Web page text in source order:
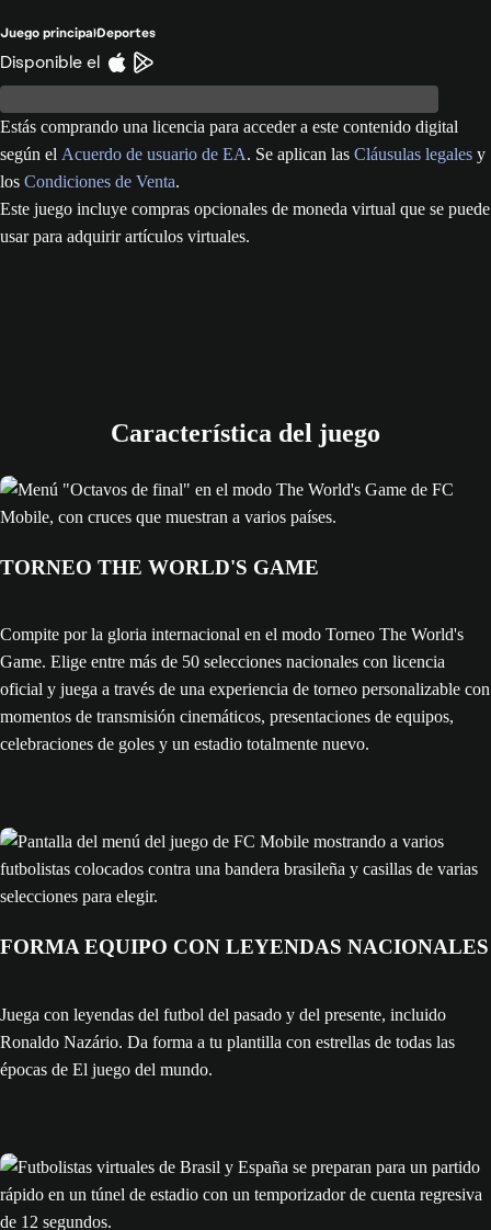
Juego principalDeportes
Disponible el
Estás comprando una licencia para acceder a este contenido digital
según el Acuerdo de usuario de EA. Se aplican las Cláusulas legales y
los Condiciones de Venta.
Este juego incluye compras opcionales de moneda virtual que se puede
usar para adquirir artículos virtuales.
Característica del juego
TORNEO THE WORLD'S GAME
Compite por la gloria internacional en el modo Torneo The World's
Game. Elige entre más de 50 selecciones nacionales con licencia
oficial y juega a través de una experiencia de torneo personalizable con
momentos de transmisión cinemáticos, presentaciones de equipos,
celebraciones de goles y un estadio totalmente nuevo.
FORMA EQUIPO CON LEYENDAS NACIONALES
Juega con leyendas del futbol del pasado y del presente, incluido
Ronaldo Nazário. Da forma a tu plantilla con estrellas de todas las
épocas de El juego del mundo.